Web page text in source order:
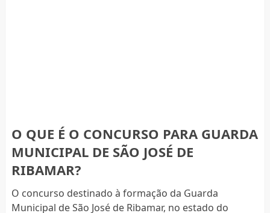
O QUE É O CONCURSO PARA GUARDA
MUNICIPAL DE SÃO JOSÉ DE
RIBAMAR?
O concurso destinado à formação da Guarda
Municipal de São José de Ribamar, no estado do